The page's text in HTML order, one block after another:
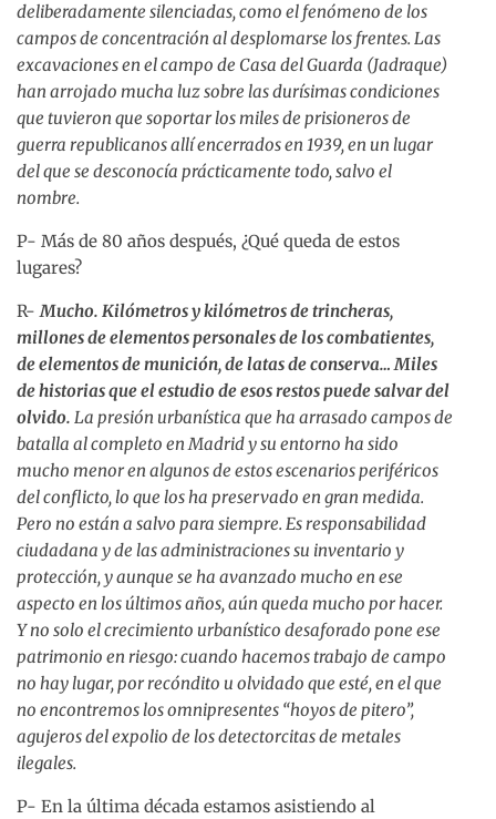
deliberadamente silenciadas, como el fenómeno de los
campos de concentración al desplomarse los frentes. Las
excavaciones en el campo de Casa del Guarda (Jadraque)
han arrojado mucha luz sobre las durísimas condiciones
que tuvieron que soportar los miles de prisioneros de
guerra republicanos allí encerrados en 1939, en un lugar
del que se desconocía prácticamente todo, salvo el
nombre.
P- Más de 80 años después, ¿Qué queda de estos
lugares?
R-Mucho. Kilómetros y kilómetros de trincheras,
millones de elementos personales de los combatientes,
de elementos de munición, de latas de conserva… Miles
de historias que el estudio de esos restos puede salvar del
olvido. La presión urbanística que ha arrasado campos de
batalla al completo en Madrid y su entorno ha sido
mucho menor en algunos de estos escenarios periféricos
del conflicto, lo que los ha preservado en gran medida.
Pero no están a salvo para siempre. Es responsabilidad
ciudadana y de las administraciones su inventario y
protección, y aunque se ha avanzado mucho en ese
aspecto en los últimos años, aún queda mucho por hacer.
Y no solo el crecimiento urbanístico desaforado pone ese
patrimonio en riesgo: cuando hacemos trabajo de campo
no hay lugar, por recóndito u olvidado que esté, en el que
no encontremos los omnipresentes “hoyos de pitero”,
agujeros del expolio de los detectorcitas de metales
ilegales.
P- En la última década estamos asistiendo al